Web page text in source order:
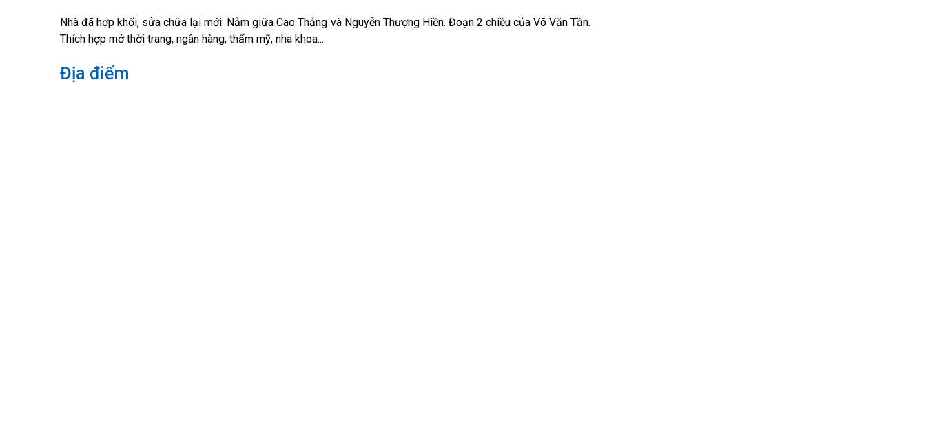
Nhà đã hợp khối, sửa chữa lại mới. Nằm giữa Cao Thắng và Nguyễn Thượng Hiền. Đoạn 2 chiều của Võ Văn Tần.
Thích hợp mở thời trang, ngân hàng, thẩm mỹ, nha khoa...
Địa điểm